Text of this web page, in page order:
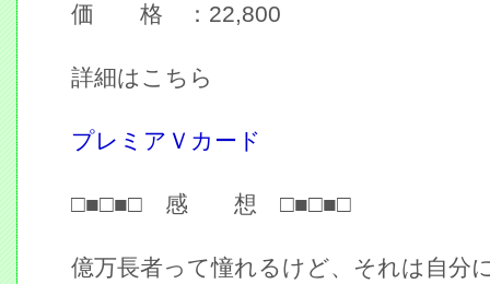
価 格 ：22,800
詳細はこちら
プレミアＶカード
□■□■□ 感 想 □■□■□
億万長者って憧れるけど、それは自分